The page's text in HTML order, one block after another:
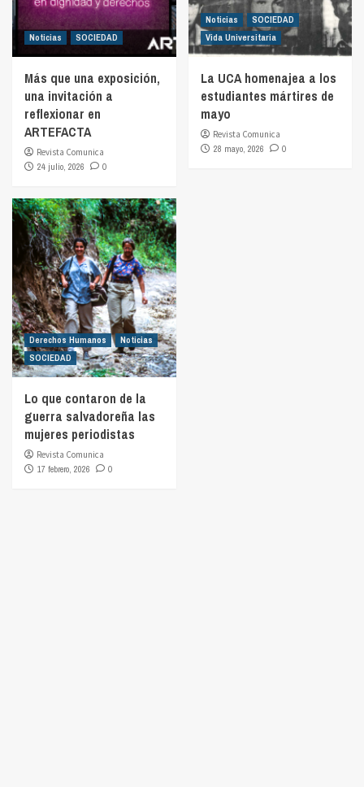
Noticias SOCIEDAD
Más que una exposición,
una invitación a
reflexionar en
ARTEFACTA
Revista Comunica
24 julio, 2026
0
Noticias
SOCIEDAD
Vida Universitaria
La UCA homenajea a los
estudiantes mártires de
mayo
Revista Comunica
28 mayo, 2026
0
Derechos Humanos
Noticias
SOCIEDAD
Lo que contaron de la
guerra salvadoreña las
mujeres periodistas
Revista Comunica
17 febrero, 2026
0